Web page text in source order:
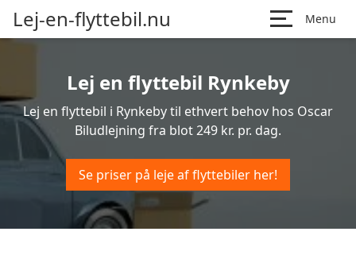
Lej-en-flyttebil.nu Menu
Lej en flyttebil Rynkeby
Lej en flyttebil i Rynkeby til ethvert behov hos Oscar
Biludlejning fra blot 249 kr. pr. dag.
Se priser på leje af flyttebiler her!